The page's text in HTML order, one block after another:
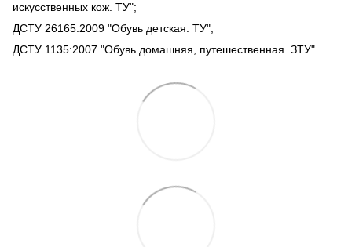
искусственных кож. ТУ";
ДСТУ 26165:2009 "Обувь детская. ТУ";
ДСТУ 1135:2007 "Обувь домашняя, путешественная. ЗТУ".